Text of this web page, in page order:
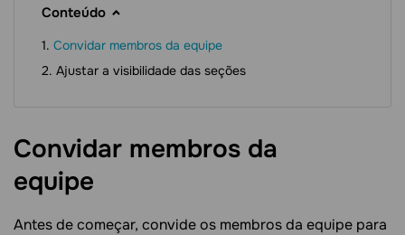
Conteúdo
Convidar membros da equipe
Ajustar a visibilidade das seções
Convidar membros da
equipe
Antes de começar, convide os membros da equipe para